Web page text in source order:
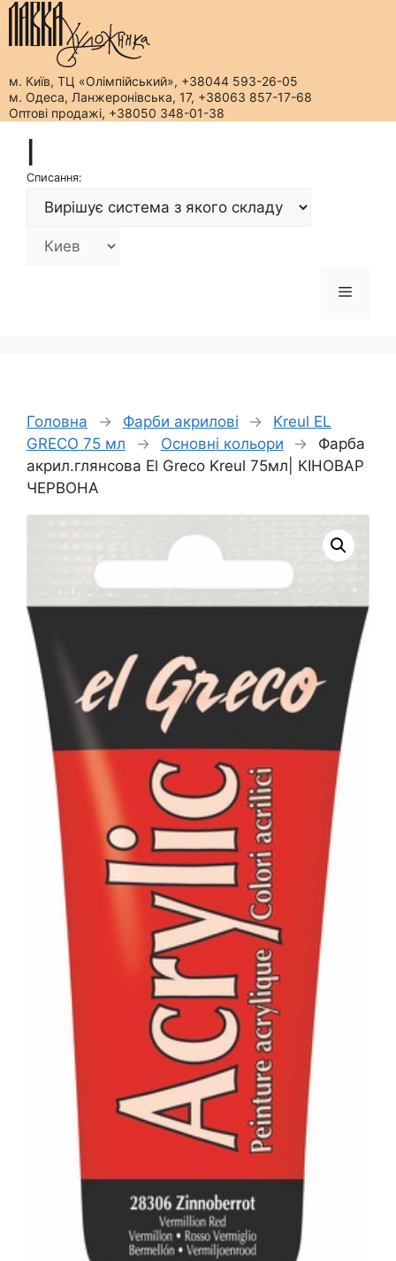
м. Київ, ТЦ «Олімпійський», +38044 593-26-05
м. Одеса, Ланжеронівська, 17, +38063 857-17-68
Оптові продажі, +38050 348-01-38
вмістуСписання:
Меню
Головна → Фарби акрилові →
Kreul EL
GRECO 75 мл
→ Основні кольори →
Фарба
акрил.глянсова El Greco Kreul 75мл| КІНОВАР
ЧЕРВОНА